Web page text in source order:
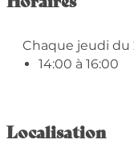
Chaque jeudi du
14:00 à 16:00
Localisation